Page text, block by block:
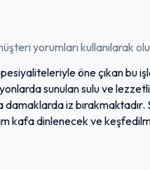
yorumları kullanılarak
öne çıkan bu
sunulan sulu ve lezzetli
iz bırakmaktadır.
kafa dinlenecek ve
personeli, harika servis